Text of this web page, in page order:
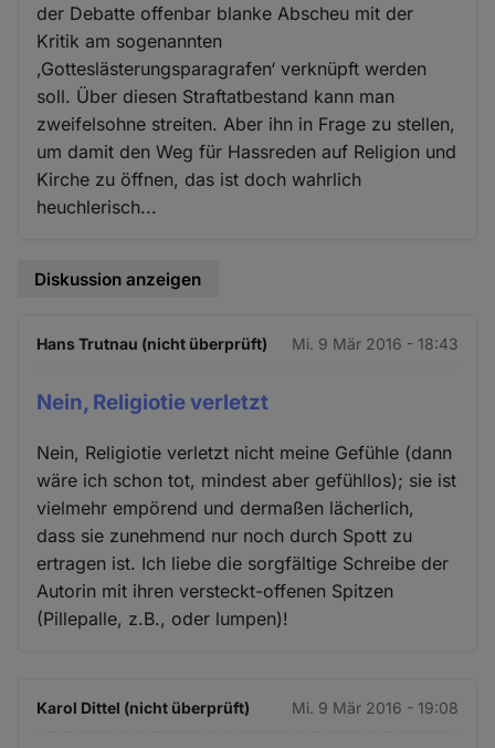
der Debatte offenbar blanke Abscheu mit der
Kritik am sogenannten
‚Gotteslästerungsparagrafen‘ verknüpft werden
soll. Über diesen Straftatbestand kann man
zweifelsohne streiten. Aber ihn in Frage zu stellen,
um damit den Weg für Hassreden auf Religion und
Kirche zu öffnen, das ist doch wahrlich
heuchlerisch...
Diskussion anzeigen
Hans Trutnau (nicht überprüft) Mi. 9 Mär 2016 - 18:43
Nein, Religiotie verletzt
Nein, Religiotie verletzt nicht meine Gefühle (dann
wäre ich schon tot, mindest aber gefühllos); sie ist
vielmehr empörend und dermaßen lächerlich,
dass sie zunehmend nur noch durch Spott zu
ertragen ist. Ich liebe die sorgfältige Schreibe der
Autorin mit ihren versteckt-offenen Spitzen
(Pillepalle, z.B., oder lumpen)!
Karol Dittel (nicht überprüft) Mi. 9 Mär 2016 - 19:08